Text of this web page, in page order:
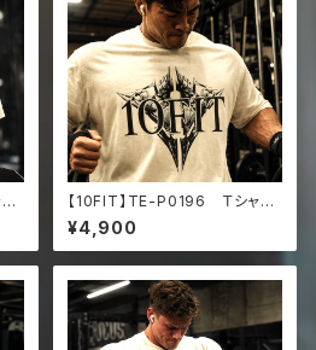
【10FIT】TE-P0196 Ｔシャ
ツ トレーニング 筋トレ 10F
ITアートデザイン Oversize
d faded t-shirt
¥4,900